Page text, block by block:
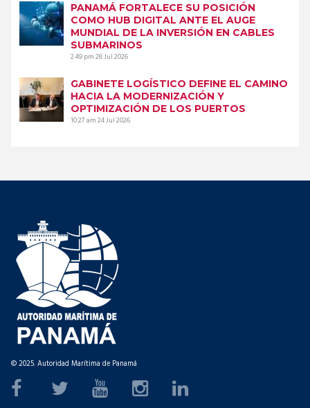
PANAMÁ FORTALECE SU POSICIÓN
COMO HUB DIGITAL ANTE EL AUGE
MUNDIAL DE LA INVERSIÓN EN CABLES
SUBMARINOS
2:49 pm28 Jul 2026
GABINETE LOGÍSTICO DEFINE EL CAMINO
HACIA LA MODERNIZACIÓN Y
OPTIMIZACIÓN DE LOS PUERTOS
10:27 am24 Jul 2026
© 2025. Autoridad Marítima de Panamá